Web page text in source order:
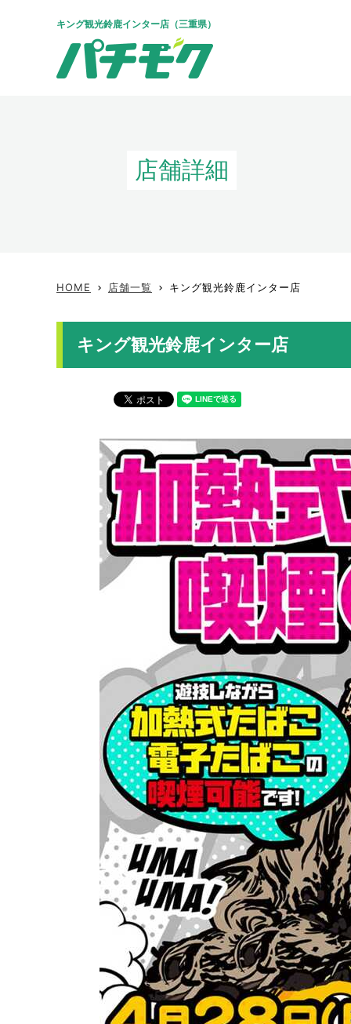
キング観光鈴鹿インター店（三重県）
店舗詳細
HOME keyboard_arrow_right 店舗一覧 keyboard_arrow_right キング観光鈴鹿インター店
キング観光鈴鹿インター店